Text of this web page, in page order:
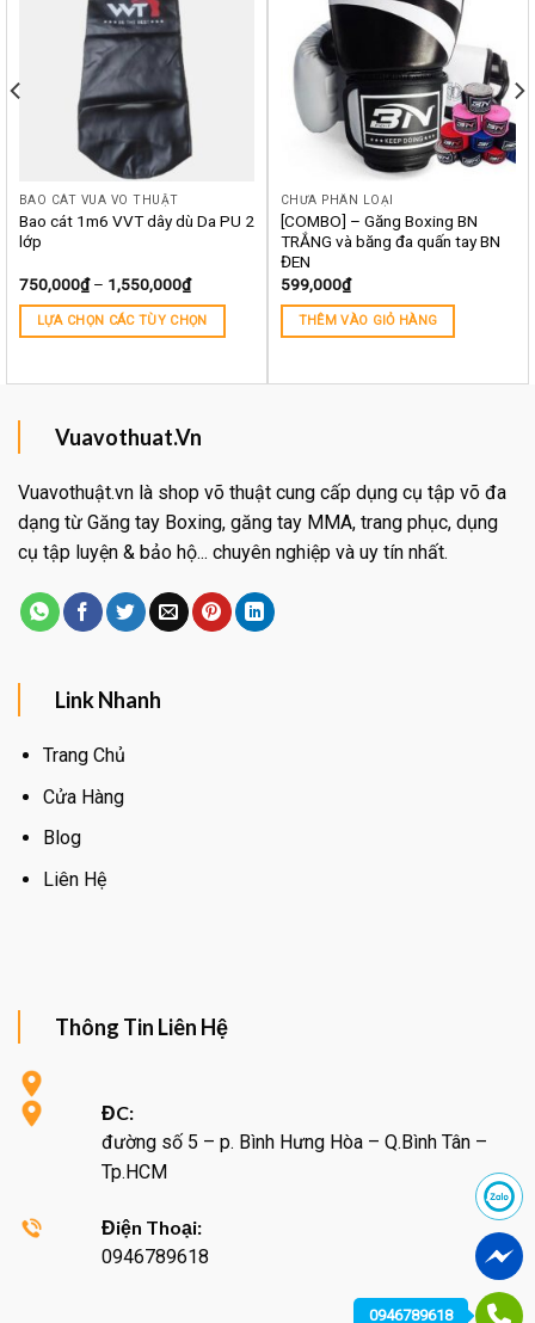
BAO CÁT VUA VÕ THUẬT
Bao cát 1m6 VVT dây dù Da PU 2
lớp
750,000₫– 1,550,000₫
LỰA CHỌN CÁC TÙY CHỌN
CHƯA PHÂN LOẠI
[COMBO] – Găng Boxing BN
TRẮNG và băng đa quấn tay BN
ĐEN
599,000₫
THÊM VÀO GIỎ HÀNG
Vuavothuat.Vn
Vuavothuật.vn là shop võ thuật cung cấp dụng cụ tập võ đa
dạng từ Găng tay Boxing, găng tay MMA, trang phục, dụng
cụ tập luyện & bảo hộ... chuyên nghiệp và uy tín nhất.
Link Nhanh
Trang Chủ
Cửa Hàng
Blog
Liên Hệ
Thông Tin Liên Hệ
ĐC:
đường số 5 – p. Bình Hưng Hòa – Q.Bình Tân –
Tp.HCM
Điện Thoại:
0946789618
0946789618